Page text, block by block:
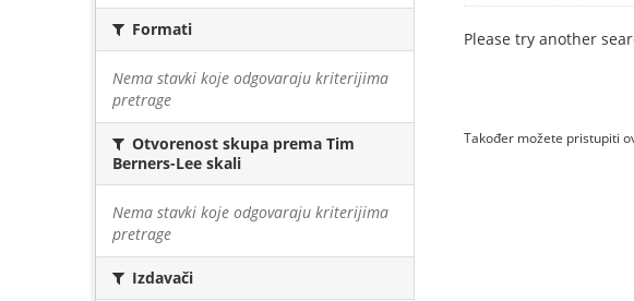
Formati
Nema stavki koje odgovaraju kriterijima
pretrage
Otvorenost skupa prema Tim
Berners-Lee skali
Nema stavki koje odgovaraju kriterijima
pretrage
Izdavači
Please try another
Također možete pristupiti